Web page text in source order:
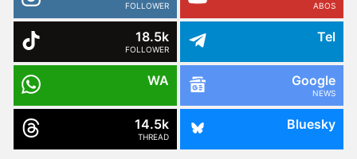
FOLLOWER ABOS
18.5k
FOLLOWER
Tel
WA Google
NEWS
14.5k
THREAD
Bluesky